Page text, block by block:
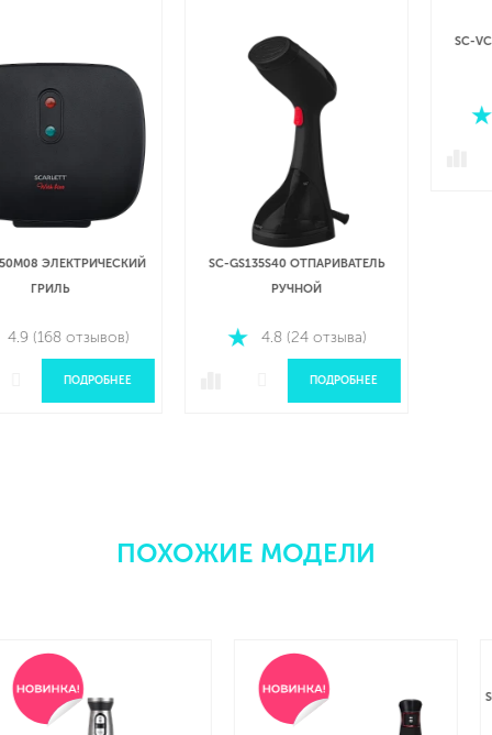
SC-GS135S40 ОТПАРИВАТЕЛЬ
4.8 (24 отзыва)
SC-VC80H25 ВЕРТИКАЛЬНЫЙ
ПОХОЖИЕ МОДЕЛИ
SC-HB42S14 БЛЕНДЕР ПОГРУЖНОЙ